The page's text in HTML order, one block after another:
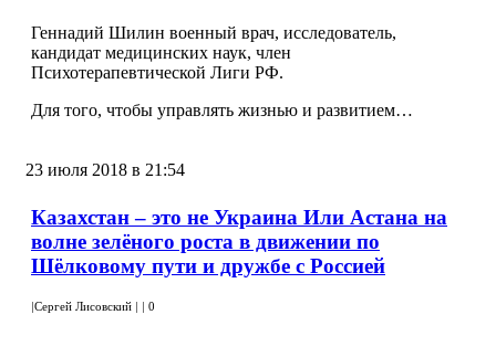
Геннадий Шилин военный врач, исследователь,
кандидат медицинских наук, член
Психотерапевтической Лиги РФ.
Для того, чтобы управлять жизнью и развитием…
23 июля 2018 в 21:54
Казахстан – это не Украина Или Астана на
волне зелёного роста в движении по
Шёлковому пути и дружбе с Россией
|Сергей Лисовский | | 0